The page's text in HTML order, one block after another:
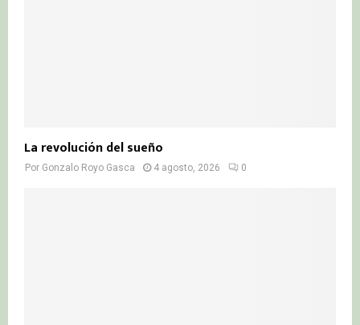
La revolución del sueño
Por Gonzalo Royo Gasca 4 agosto, 2026 0